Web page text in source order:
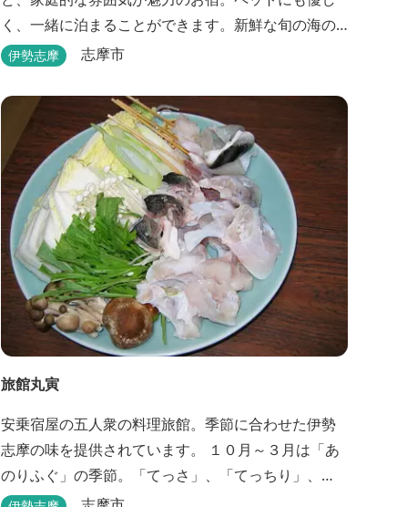
く、一緒に泊まることができます。新鮮な旬の海の
幸などお食事も楽しめます。
伊勢志摩 志摩市
旅館丸寅
安乗宿屋の五人衆の料理旅館。季節に合わせた伊勢
志摩の味を提供されています。 １０月～３月は「あ
のりふぐ」の季節。「てっさ」、「てっちり」、
「しゃぶしゃぶ」、「唐揚げ」に舌鼓を打っていた